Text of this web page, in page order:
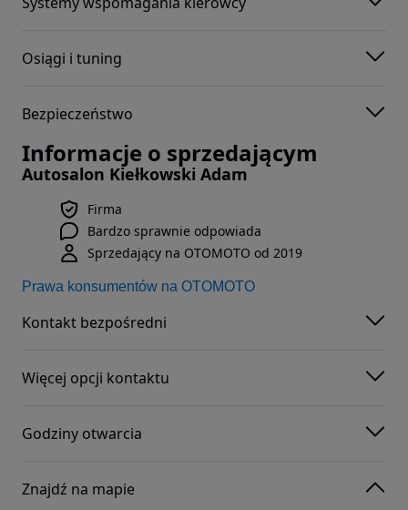
Osiągi i tuning
Bezpieczeństwo
Informacje o sprzedającym
Autosalon Kiełkowski Adam
Firma
Bardzo sprawnie odpowiada
Sprzedający na OTOMOTO od 2019
Prawa konsumentów na OTOMOTO
Kontakt bezpośredni
Więcej opcji kontaktu
Godziny otwarcia
Znajdź na mapie